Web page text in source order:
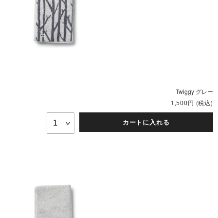
Twiggy グレー
1,500円 (税込)
カートに入れる